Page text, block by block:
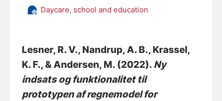
Daycare, school and education
Lesner, R. V., Nandrup, A. B., Krassel,
K. F., & Andersen, M. (2022). Ny
indsats og funktionalitet til
prototypen af regnemodel for